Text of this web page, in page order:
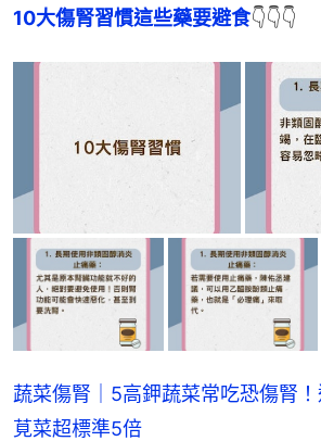
10大傷腎習慣這些藥要避食👇👇👇
蔬菜傷腎｜5高鉀蔬菜常吃恐傷腎
莧菜超標準5倍